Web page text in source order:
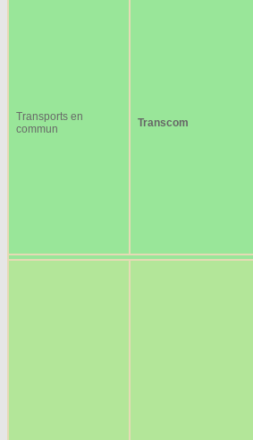
Transports en
commun
Transcom